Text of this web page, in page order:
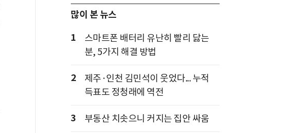
많이 본 뉴스
1
스마트폰 배터리 유난히 빨리 닳는
분, 5가지 해결 방법
2
제주·인천 김민석이 웃었다... 누적
득표도 정청래에 역전
3 부동산 치솟으니 커지는 집안 싸움